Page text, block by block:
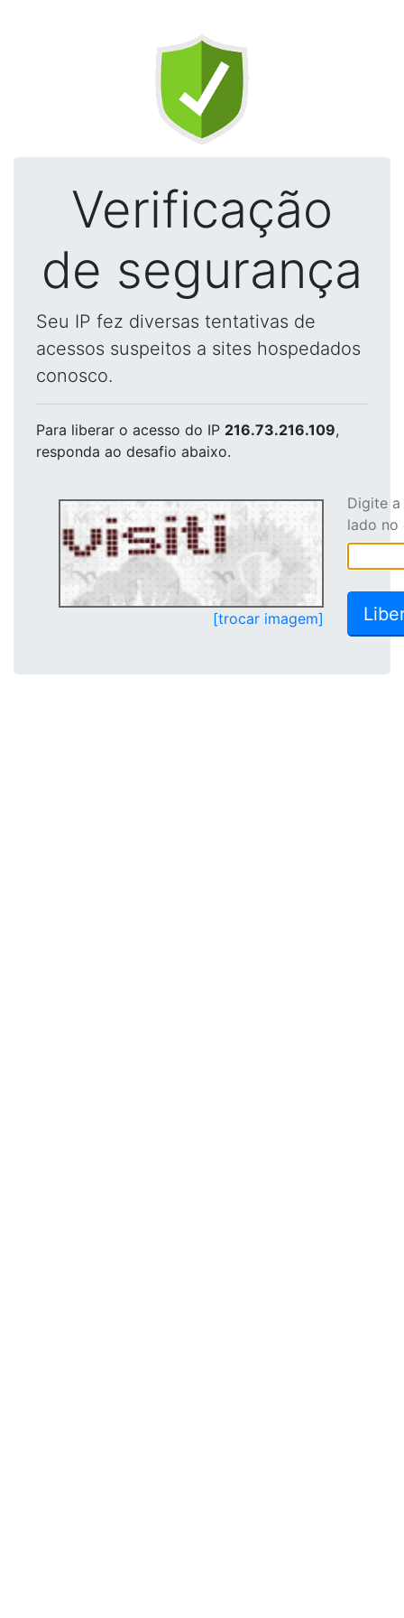
Verificação
de segurança
Seu IP fez diversas tentativas de
acessos suspeitos a sites hospedados
conosco.
Para liberar o acesso do IP 216.73.216.109,
responda ao desafio abaixo.
[trocar imagem]
Digite
lado no